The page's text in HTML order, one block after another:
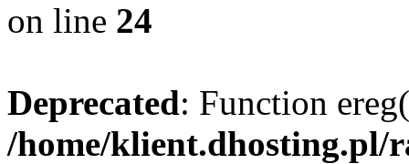
on line 24
Deprecated: Function
/home/klient.dhosting.pl/